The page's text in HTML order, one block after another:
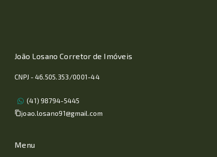
João Losano Corretor de Imóveis
CNPJ - 46.505.353/0001-44
(41) 98794-5445
joao.losano91@gmail.com
Menu